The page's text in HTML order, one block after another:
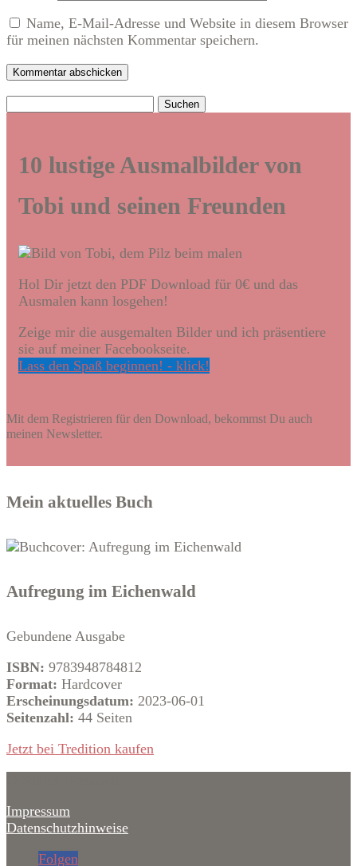
Name, E-Mail-Adresse und Website in diesem Browser
für meinen nächsten Kommentar speichern.
Kommentar abschicken
Suchen
10 lustige Ausmalbilder von
Tobi und seinen Freunden
Hol Dir jetzt den PDF Download für 0€ und das
Ausmalen kann losgehen!
Zeige mir die ausgemalten Bilder und ich präsentiere
sie auf meiner Facebookseite.
Lass den Spaß beginnen! - klick!
Mit dem Registrieren für den Download, bekommst Du auch
meinen Newsletter.
Mein aktuelles Buch
Aufregung im Eichenwald
Gebundene Ausgabe
ISBN: 9783948784812
Format: Hardcover
Erscheinungsdatum: 2023-06-01
Seitenzahl: 44 Seiten
Jetzt bei Tredition kaufen
Impressum
Datenschutzhinweise
Folgen